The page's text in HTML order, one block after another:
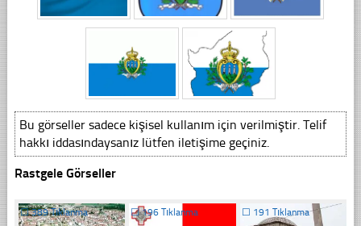
Bu görseller sadece kişisel kullanım için verilmiştir. Telif
hakkı iddasındaysanız lütfen iletişime geçiniz.
Rastgele Görseller
☐389 Tıklanma ☐196 Tıklanma ☐ 191 Tıklanma